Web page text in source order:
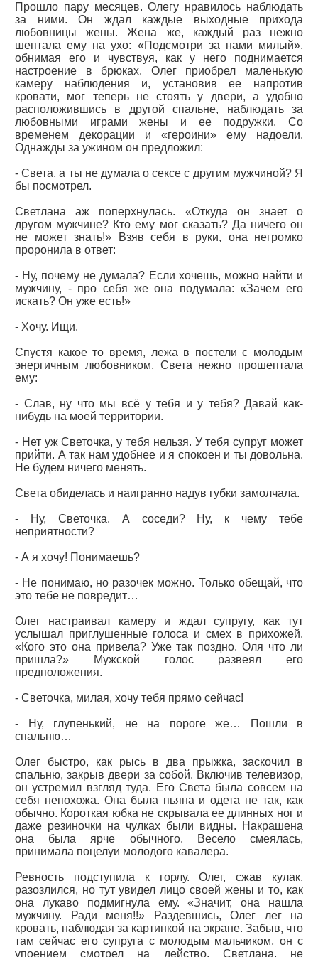
Прошло пару месяцев. Олегу нравилось наблюдать
за ними. Он ждал каждые выходные прихода
любовницы жены. Жена же, каждый раз нежно
шептала ему на ухо: «Подсмотри за нами милый»,
обнимая его и чувствуя, как у него поднимается
настроение в брюках. Олег приобрел маленькую
камеру наблюдения и, установив ее напротив
кровати, мог теперь не стоять у двери, а удобно
расположившись в другой спальне, наблюдать за
любовными играми жены и ее подружки. Со
временем декорации и «героини» ему надоели.
Однажды за ужином он предложил:
- Света, а ты не думала о сексе с другим мужчиной? Я
бы посмотрел.
Светлана аж поперхнулась. «Откуда он знает о
другом мужчине? Кто ему мог сказать? Да ничего он
не может знать!» Взяв себя в руки, она негромко
проронила в ответ:
- Ну, почему не думала? Если хочешь, можно найти и
мужчину, - про себя же она подумала: «Зачем его
искать? Он уже есть!»
- Хочу. Ищи.
Спустя какое то время, лежа в постели с молодым
энергичным любовником, Света нежно прошептала
ему:
- Слав, ну что мы всё у тебя и у тебя? Давай как-
нибудь на моей территории.
- Нет уж Светочка, у тебя нельзя. У тебя супруг может
прийти. А так нам удобнее и я спокоен и ты довольна.
Не будем ничего менять.
Света обиделась и наигранно надув губки замолчала.
- Ну, Светочка. А соседи? Ну, к чему тебе
неприятности?
- А я хочу! Понимаешь?
- Не понимаю, но разочек можно. Только обещай, что
это тебе не повредит…
Олег настраивал камеру и ждал супругу, как тут
услышал приглушенные голоса и смех в прихожей.
«Кого это она привела? Уже так поздно. Оля что ли
пришла?» Мужской голос развеял его
предположения.
- Светочка, милая, хочу тебя прямо сейчас!
- Ну, глупенький, не на пороге же… Пошли в
спальню…
Олег быстро, как рысь в два прыжка, заскочил в
спальню, закрыв двери за собой. Включив телевизор,
он устремил взгляд туда. Его Света была совсем на
себя непохожа. Она была пьяна и одета не так, как
обычно. Короткая юбка не скрывала ее длинных ног и
даже резиночки на чулках были видны. Накрашена
она была ярче обычного. Весело смеялась,
принимала поцелуи молодого кавалера.
Ревность подступила к горлу. Олег, сжав кулак,
разозлился, но тут увидел лицо своей жены и то, как
она лукаво подмигнула ему. «Значит, она нашла
мужчину. Ради меня!!» Раздевшись, Олег лег на
кровать, наблюдая за картинкой на экране. Забыв, что
там сейчас его супруга с молодым мальчиком, он с
упоением смотрел на действо. Светлана, не